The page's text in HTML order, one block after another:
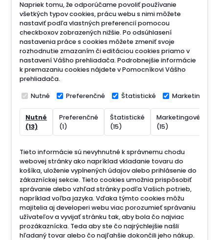
Napriek tomu, že odporúčame povoliť používanie
všetkých typov cookies, prácu webu s nimi môžete
nastaviť podľa vlastných preferencií pomocou
checkboxov zobrazených nižšie. Po odsúhlasení
nastavenia práce s cookies môžete zmeniť svoje
rozhodnutie zmazaním či editáciou cookies priamo v
nastavení Vášho prehliadača. Podrobnejšie informácie
k premazaniu cookies nájdete v Pomocníkovi Vášho
prehliadača.
Nutné Preferenčné Štatistické Marketingové
Nutné
(13)
Preferenčné
(1)
Štatistické
(15)
Marketingové
(15)
Tieto informácie sú nevyhnutné k správnemu chodu
webovej stránky ako napríklad vkladanie tovaru do
košíka, uloženie vyplnených údajov alebo prihlásenie do
zákazníckej sekcie. Tieto cookies umožnia prispôsobiť
správanie alebo vzhľad stránky podľa Vašich potrieb,
napríklad voľba jazyka. Vďaka týmto cookies môžu
majitelia aj developeri webu viac porozumieť správaniu
užívateľov a vyvijať stránku tak, aby bola čo najviac
prozákaznícka. Teda aby ste čo najrýchlejšie našli
hľadaný tovar alebo čo najľahšie dokončili jeho nákup.